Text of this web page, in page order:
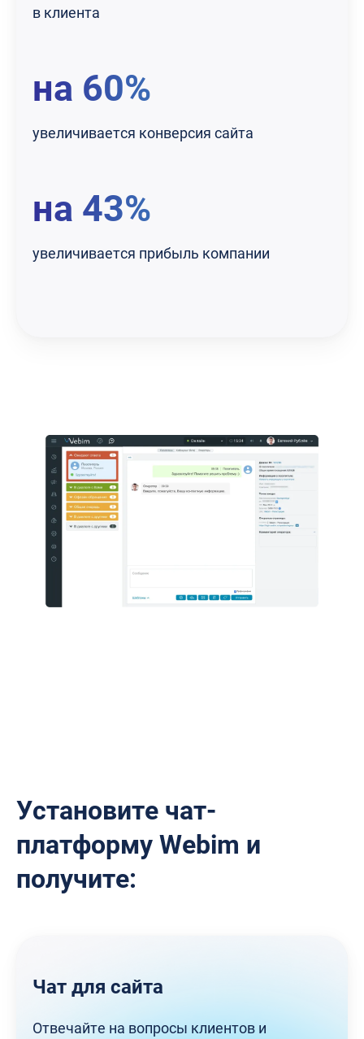
в клиента
на 60%
увеличивается конверсия сайта
на 43%
увеличивается прибыль компании
Установите чат-
платформуWebim и
получите:
Чат для сайта
Отвечайте на вопросы клиентов и